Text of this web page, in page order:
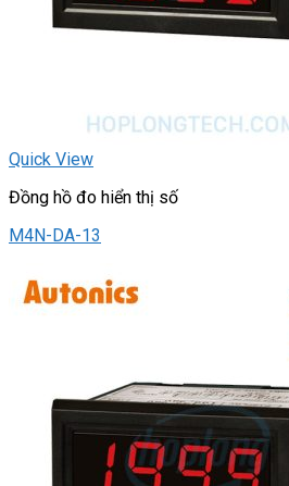
Quick View
Đồng hồ đo hiển thị số
M4N-DA-13